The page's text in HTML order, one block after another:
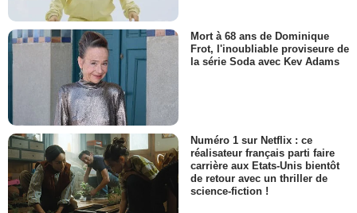
Mort à 68 ans de Dominique
Frot, l'inoubliable proviseure de
la série Soda avec Kev Adams
Numéro 1 sur Netflix : ce
réalisateur français parti faire
carrière aux Etats-Unis bientôt
de retour avec un thriller de
science-fiction !